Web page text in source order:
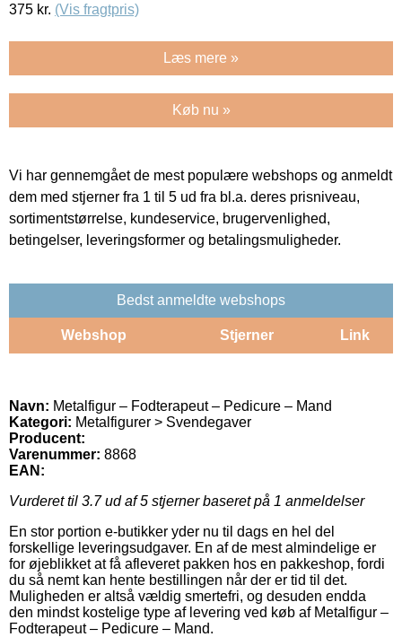
375 kr. (Vis fragtpris)
Læs mere »
Køb nu »
Vi har gennemgået de mest populære webshops og anmeldt
dem med stjerner fra 1 til 5 ud fra bl.a. deres prisniveau,
sortimentstørrelse, kundeservice, brugervenlighed,
betingelser, leveringsformer og betalingsmuligheder.
Bedst anmeldte webshops
Webshop Stjerner Link
Navn: Metalfigur – Fodterapeut – Pedicure – Mand
Kategori: Metalfigurer > Svendegaver
Producent:
Varenummer: 8868
EAN:
Vurderet til 3.7ud af 5 stjerner baseret på 1 anmeldelser
En stor portion e-butikker yder nu til dags en hel del
forskellige leveringsudgaver. En af de mest almindelige er
for øjeblikket at få afleveret pakken hos en pakkeshop, fordi
du så nemt kan hente bestillingen når der er tid til det.
Muligheden er altså vældig smertefri, og desuden endda
den mindst kostelige type af levering ved køb af Metalfigur –
Fodterapeut – Pedicure – Mand.